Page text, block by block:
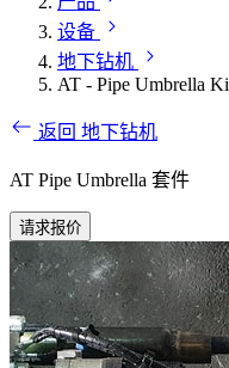
设备
地下钻机
AT - Pipe Umbrella
返回 地下钻机
AT Pipe Umbrella 套件
请求报价